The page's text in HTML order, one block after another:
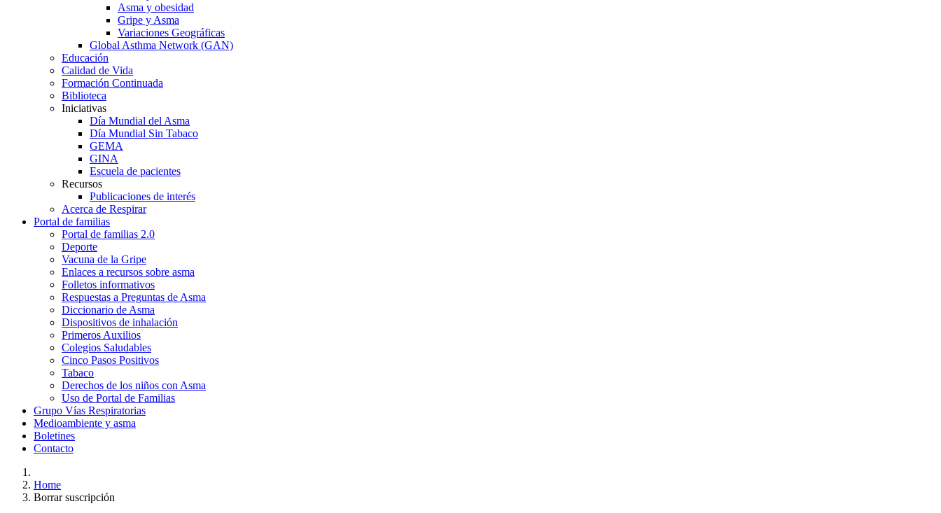
Asma y obesidad
Gripe y Asma
Variaciones Geográficas
Global Asthma Network (GAN)
Educación
Calidad de Vida
Formación Continuada
Biblioteca
Iniciativas
Día Mundial del Asma
Día Mundial Sin Tabaco
GEMA
GINA
Escuela de pacientes
Recursos
Publicaciones de interés
Acerca de Respirar
Portal de familias
Portal de familias 2.0
Deporte
Vacuna de la Gripe
Enlaces a recursos sobre asma
Folletos informativos
Respuestas a Preguntas de Asma
Diccionario de Asma
Dispositivos de inhalación
Primeros Auxilios
Colegios Saludables
Cinco Pasos Positivos
Tabaco
Derechos de los niños con Asma
Uso de Portal de Familias
Grupo Vías Respiratorias
Medioambiente y asma
Boletines
Contacto
Home
Borrar suscripción